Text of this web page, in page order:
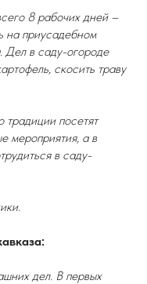
8 рабочих дней –
на приусадебном
Дел в саду-огороде
скосить траву
посетят
мероприятия, а в
в саду-
дел. В первых